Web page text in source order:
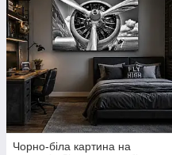
Чорно-біла картина на